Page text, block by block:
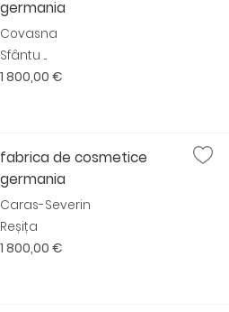
germania
Covasna
Sfântu ...
1 800,00 €
fabrica de cosmetice
germania
Caras-Severin
Reșița
1 800,00 €